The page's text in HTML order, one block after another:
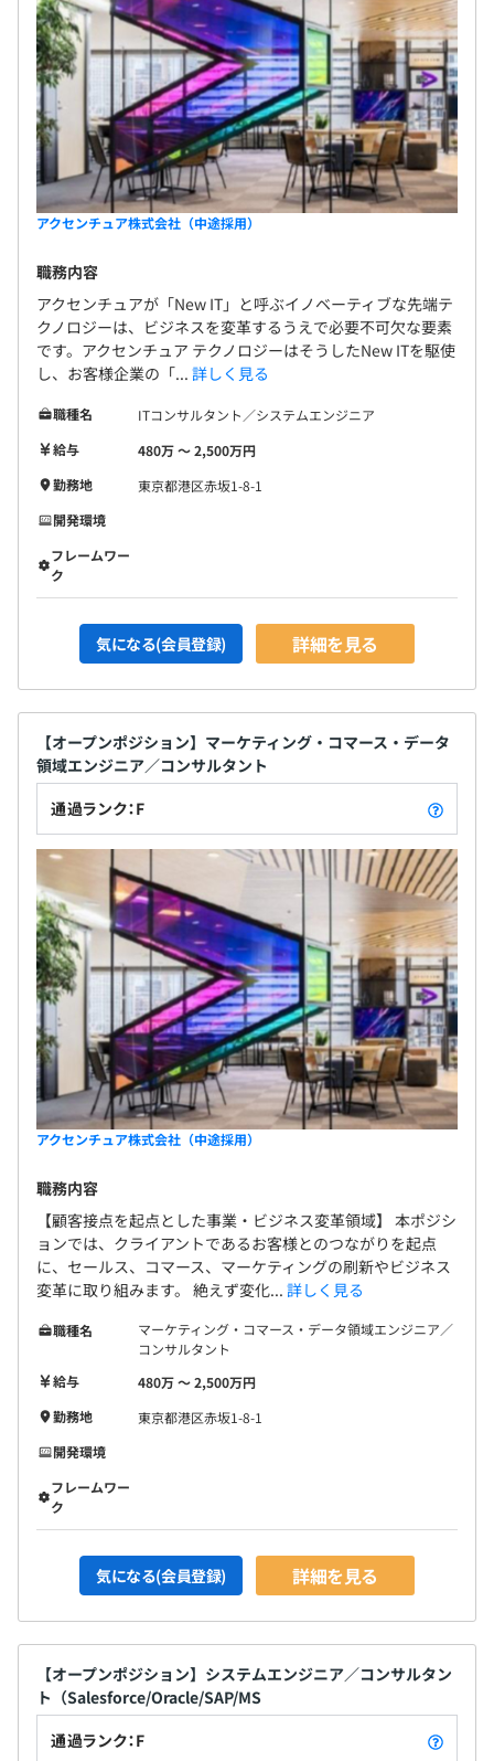
アクセンチュア株式会社（中途採用）
職務内容
アクセンチュアが「New IT」と呼ぶイノベーティブな先端テ
クノロジーは、ビジネスを変革するうえで必要不可欠な要素
です。アクセンチュア テクノロジーはそうしたNew ITを駆使
し、お客様企業の「... 詳しく見る
職種名
ITコンサルタント／システムエンジニア
給与
480万 〜 2,500万円
勤務地
東京都港区赤坂1-8-1
開発環境
フレームワー
ク
気になる(会員登録) 詳細を見る
【オープンポジション】マーケティング・コマース・データ
領域エンジニア／コンサルタント
通過ランク：F
アクセンチュア株式会社（中途採用）
職務内容
【顧客接点を起点とした事業・ビジネス変革領域】 本ポジシ
ョンでは、クライアントであるお客様とのつながりを起点
に、セールス、コマース、マーケティングの刷新やビジネス
変革に取り組みます。 絶えず変化... 詳しく見る
職種名
マーケティング・コマース・データ領域エンジニア／
コンサルタント
給与
480万 〜 2,500万円
勤務地
東京都港区赤坂1-8-1
開発環境
フレームワー
ク
気になる(会員登録) 詳細を見る
【オープンポジション】システムエンジニア／コンサルタン
ト（Salesforce/Oracle/SAP/MS
通過ランク：F